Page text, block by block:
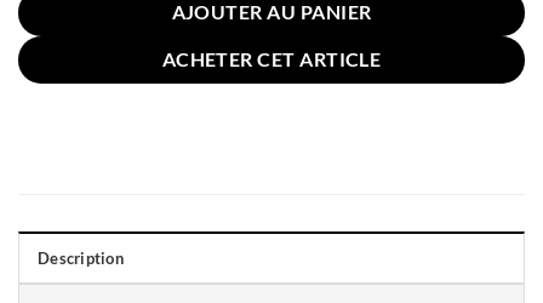
AJOUTER AU PANIER
ACHETER CET ARTICLE
Description